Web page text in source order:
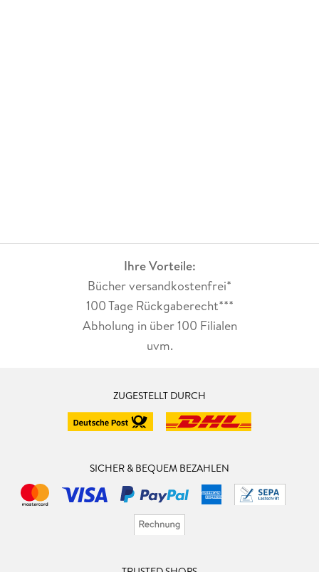
Ihre Vorteile:
Bücher versandkostenfrei*
100 Tage Rückgaberecht***
Abholung in über 100 Filialen
uvm.
ZUGESTELLT DURCH
SICHER & BEQUEM BEZAHLEN